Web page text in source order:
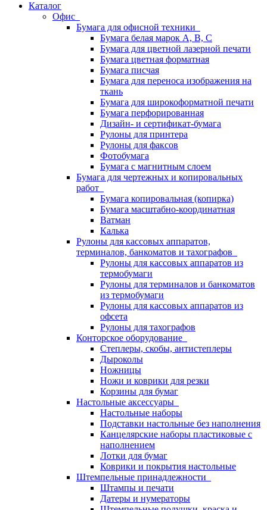
Каталог
Офис
Бумага для офисной техники
Бумага белая марок А, В, С
Бумага для цветной лазерной печати
Бумага цветная форматная
Бумага писчая
Бумага для переноса изображения на
ткань
Бумага для широкоформатной печати
Бумага перфорированная
Дизайн- и сертификат-бумага
Рулоны для принтера
Рулоны для факсов
Фотобумага
Бумага с магнитным слоем
Бумага для чертежных и копировальных
работ
Бумага копировальная (копирка)
Бумага масштабно-координатная
Ватман
Калька
Рулоны для кассовых аппаратов,
терминалов, банкоматов и тахографов
Рулоны для кассовых аппаратов из
термобумаги
Рулоны для терминалов и банкоматов
из термобумаги
Рулоны для кассовых аппаратов из
офсета
Рулоны для тахографов
Конторское оборудование
Степлеры, скобы, антистеплеры
Дыроколы
Ножницы
Ножи и коврики для резки
Корзины для бумаг
Настольные аксессуары
Настольные наборы
Подставки настольные без наполнения
Канцелярские наборы пластиковые с
наполнением
Лотки для бумаг
Коврики и покрытия настольные
Штемпельные принадлежности
Штампы и печати
Датеры и нумераторы